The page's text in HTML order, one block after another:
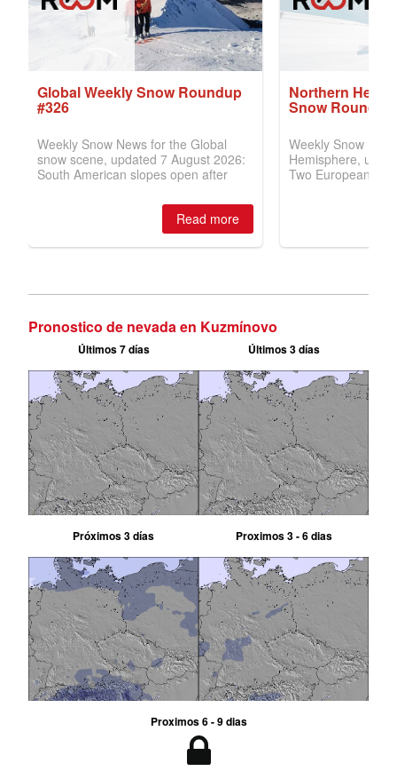
Pronostico de nevada en Kuzmínovo
Últimos 7 días Últimos 3 días
Próximos 3 días Proximos 3 - 6 dias
Proximos 6 - 9 dias